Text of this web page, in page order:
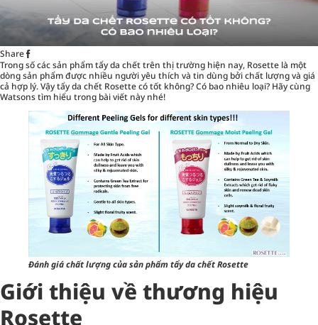
Share
Trong số các sản phẩmtẩy da chếttrên thị trường hiện nay, Rosette là một
dòng sản phẩm được nhiều người yêu thích và tin dùng bởi chất lượng và giá
cả hợp lý. Vậy tẩy da chết Rosette có tốt không? Có bao nhiêu loại? Hãy cùng
Watsons tìm hiểu trong bài viết này nhé!
Đánh giá chất lượng của sản phẩm tẩy da chết Rosette
Giới thiệu về thương hiệu
Rosette